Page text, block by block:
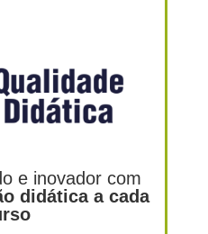
e inovador com
didática a cada